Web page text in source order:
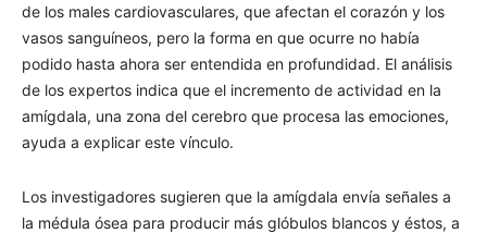
de los males cardiovasculares, que afectan el corazón y los
vasos sanguíneos, pero la forma en que ocurre no había
podido hasta ahora ser entendida en profundidad. El análisis
de los expertos indica que el incremento de actividad en la
amígdala, una zona del cerebro que procesa las emociones,
ayuda a explicar este vínculo.
Los investigadores sugieren que la amígdala envía señales a
la médula ósea para producir más glóbulos blancos y éstos, a